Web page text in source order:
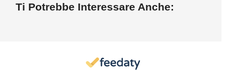
Ti Potrebbe Interessare Anche: